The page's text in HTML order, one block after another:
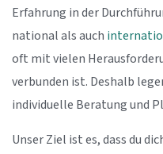
Erfahrung in der
national als auch
oft mit vielen
verbunden ist. Deshalb
individuelle Beratung und
Unser Ziel ist es, dass du